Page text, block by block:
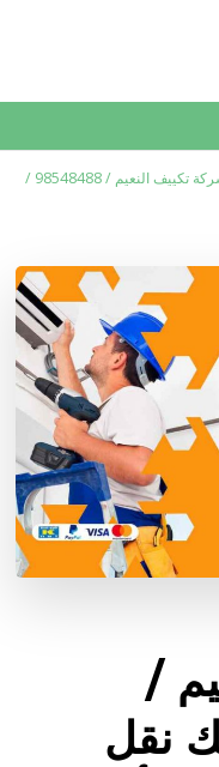
شركة تكييف النعيم / 98548488 /
/
/ فك نقل